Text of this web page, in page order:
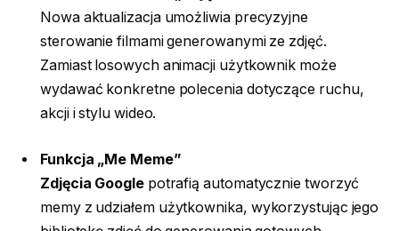
Nowa aktualizacja umożliwia precyzyjne
sterowanie filmami generowanymi ze zdjęć.
Zamiast losowych animacji użytkownik może
wydawać konkretne polecenia dotyczące ruchu,
akcji i stylu wideo.
Funkcja „Me Meme”
Zdjęcia Googlepotrafią automatycznie tworzyć
memy z udziałem użytkownika, wykorzystując jego